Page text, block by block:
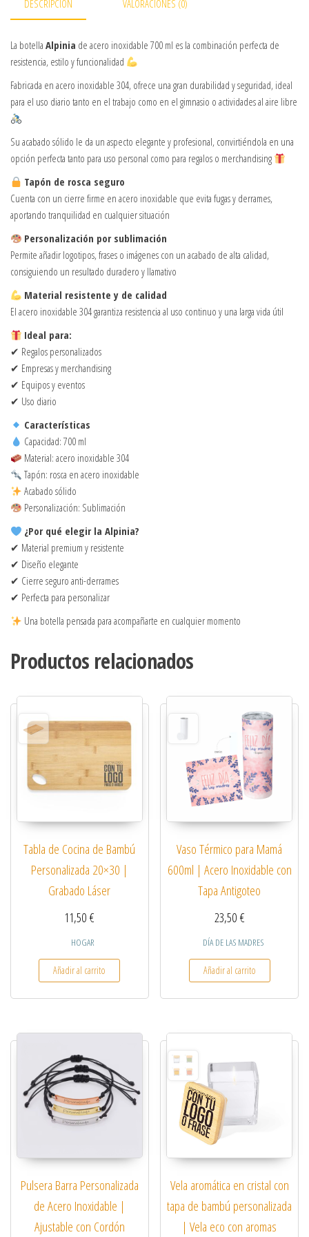
DESCRIPCIÓN VALORACIONES (0)
La botella Alpinia de acero inoxidable 700 ml es la combinación perfecta de
resistencia, estilo y funcionalidad
Fabricada en acero inoxidable 304, ofrece una gran durabilidad y seguridad, ideal
para el uso diario tanto en el trabajo como en el gimnasio o actividades al aire libre
Su acabado sólido le da un aspecto elegante y profesional, convirtiéndola en una
opción perfecta tanto para uso personal como para regalos o merchandising
Tapón de rosca seguro
Cuenta con un cierre firme en acero inoxidable que evita fugas y derrames,
aportando tranquilidad en cualquier situación
Personalización por sublimación
Permite añadir logotipos, frases o imágenes con un acabado de alta calidad,
consiguiendo un resultado duradero y llamativo
Material resistente y de calidad
El acero inoxidable 304 garantiza resistencia al uso continuo y una larga vida útil
Ideal para:
✔ Regalos personalizados
✔ Empresas y merchandising
✔ Equipos y eventos
✔ Uso diario
Características
Capacidad: 700 ml
Material: acero inoxidable 304
Tapón: rosca en acero inoxidable
Acabado sólido
Personalización: Sublimación
¿Por qué elegir la Alpinia?
✔ Material premium y resistente
✔ Diseño elegante
✔ Cierre seguro anti-derrames
✔ Perfecta para personalizar
Una botella pensada para acompañarte en cualquier momento
Productos relacionados
Tabla de Cocina de Bambú
Personalizada 20×30 |
Grabado Láser
11,50€
HOGAR
Añadir al carrito
Vaso Térmico para Mamá
600ml | Acero Inoxidable con
Tapa Antigoteo
23,50€
DÍA DE LAS MADRES
Añadir al carrito
Pulsera Barra Personalizada
de Acero Inoxidable |
Ajustable con Cordón
Vela aromática en cristal con
tapa de bambú personalizada
| Vela eco con aromas